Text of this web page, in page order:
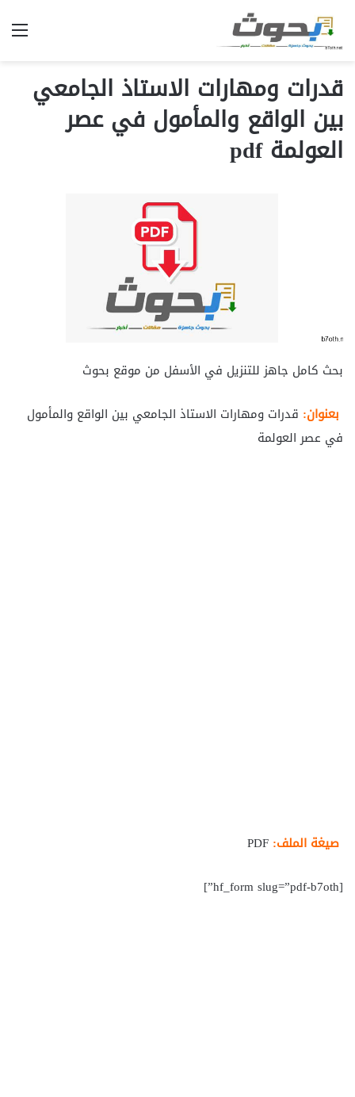
قدرات ومهارات الاستاذ الجامعي
بين الواقع والمأمول في عصر
العولمة pdf
بحث كامل جاهز للتنزيل في الأسفل من موقع بحوث
بعنوان: قدرات ومهارات الاستاذ الجامعي بين الواقع والمأمول
في عصر العولمة
صيغة الملف:
[hf_form slug=”pdf-b7oth”]